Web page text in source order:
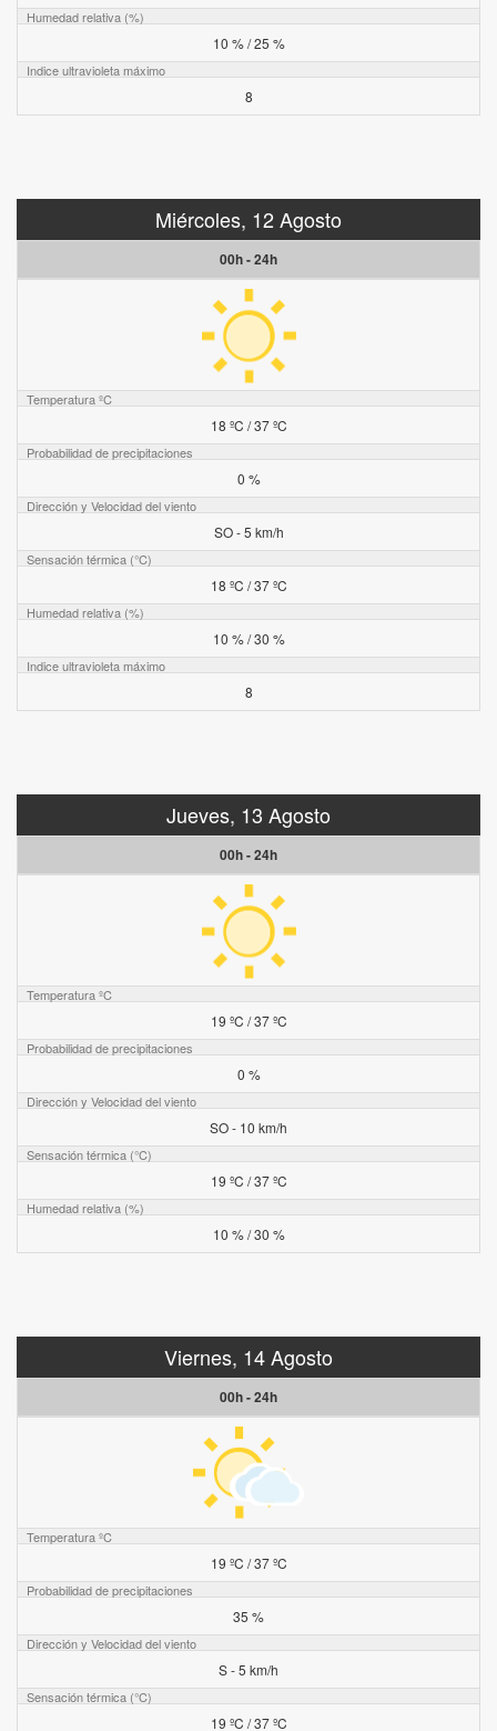
Humedad relativa (%)
10 % / 25 %
Indice ultravioleta máximo
8
Miércoles, 12 Agosto
00h - 24h
Temperatura ºC
18 ºC / 37 ºC
Probabilidad de precipitaciones
0 %
Dirección y Velocidad del viento
SO - 5 km/h
Sensación térmica (°C)
18 ºC / 37 ºC
Humedad relativa (%)
10 % / 30 %
Indice ultravioleta máximo
8
Jueves, 13 Agosto
00h - 24h
Temperatura ºC
19 ºC / 37 ºC
Probabilidad de precipitaciones
0 %
Dirección y Velocidad del viento
SO - 10 km/h
Sensación térmica (°C)
19 ºC / 37 ºC
Humedad relativa (%)
10 % / 30 %
Viernes, 14 Agosto
00h - 24h
Temperatura ºC
19 ºC / 37 ºC
Probabilidad de precipitaciones
35 %
Dirección y Velocidad del viento
S - 5 km/h
Sensación térmica (°C)
19 ºC / 37 ºC